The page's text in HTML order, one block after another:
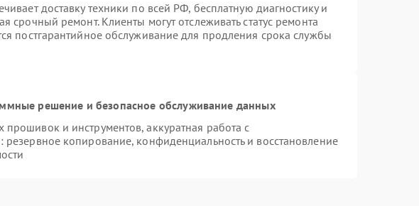
доставку техники по всей РФ, бесплатную диагностику и
срочный ремонт. Клиенты могут отслеживать статус ремонта
постгарантийное обслуживание для продления срока службы
решение и безопасное обслуживание данных
и инструментов, аккуратная работа с
копирование, конфиденциальность и восстановление